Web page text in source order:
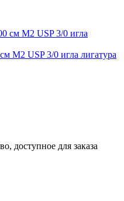
М2 USP 3/0 игла лигатура
доступное для заказа